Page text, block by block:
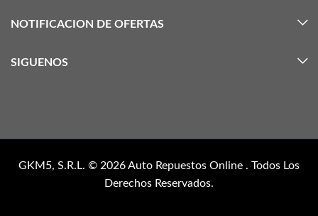
NOTIFICACION DE OFERTAS
SIGUENOS
GKM5, S.R.L. © 2026Auto Repuestos Online . Todos Los
Derechos Reservados.